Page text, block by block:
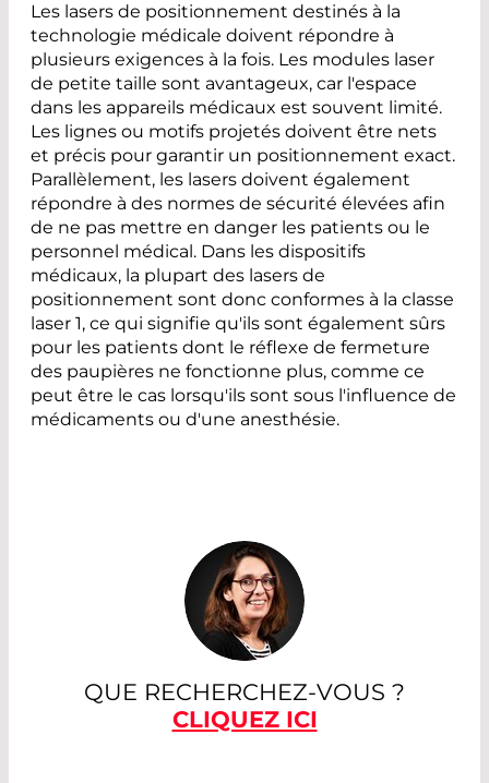
Les lasers de positionnement destinés à la
technologie médicale doivent répondre à
plusieurs exigences à la fois. Les modules laser
de petite taille sont avantageux, car l'espace
dans les appareils médicaux est souvent limité.
Les lignes ou motifs projetés doivent être nets
et précis pour garantir un positionnement exact.
Parallèlement, les lasers doivent également
répondre à des normes de sécurité élevées afin
de ne pas mettre en danger les patients ou le
personnel médical. Dans les dispositifs
médicaux, la plupart des lasers de
positionnement sont donc conformes à la classe
laser 1, ce qui signifie qu'ils sont également sûrs
pour les patients dont le réflexe de fermeture
des paupières ne fonctionne plus, comme ce
peut être le cas lorsqu'ils sont sous l'influence de
médicaments ou d'une anesthésie.
QUE RECHERCHEZ-VOUS ?
CLIQUEZ ICI